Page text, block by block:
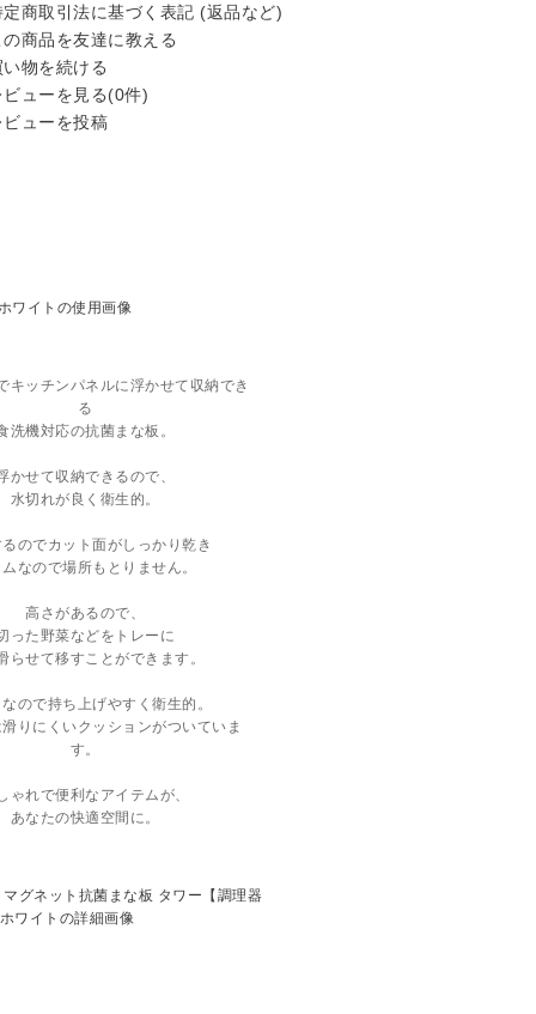
定商取引法に基づく表記 (返品など)
の商品を友達に教える
い物を続ける
ビューを見る(0件)
ビューを投稿
キッチンパネルに浮かせて収納でき
る
洗機対応の抗菌まな板。
かせて収納できるので、
水切れが良く衛生的。
るのでカット面がしっかり乾き
なので場所もとりません。
高さがあるので、
った野菜などをトレーに
らせて移すことができます。
なので持ち上げやすく衛生的。
りにくいクッションがついていま
す。
ゃれで便利なアイテムが、
あなたの快適空間に。